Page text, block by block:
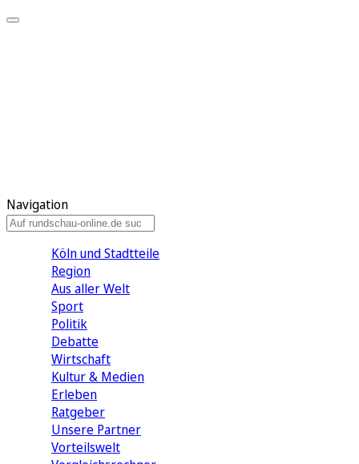
Navigation
Köln und Stadtteile
Region
Aus aller Welt
Sport
Politik
Debatte
Wirtschaft
Kultur & Medien
Erleben
Ratgeber
Unsere Partner
Vorteilswelt